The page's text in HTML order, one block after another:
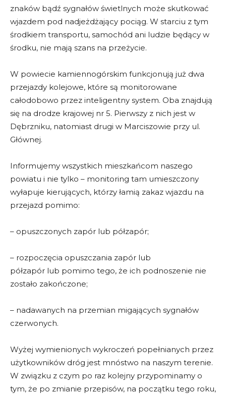
znaków bądź sygnałów świetlnych może skutkować
wjazdem pod nadjeżdżający pociąg. W starciu z tym
środkiem transportu, samochód ani ludzie będący w
środku, nie mają szans na przeżycie.
W powiecie kamiennogórskim funkcjonują już dwa
przejazdy kolejowe, które są monitorowane
całodobowo przez inteligentny system. Oba znajdują
się na drodze krajowej nr 5. Pierwszy z nich jest w
Dębrzniku, natomiast drugi w Marciszowie przy ul.
Głównej.
Informujemy wszystkich mieszkańcom naszego
powiatu i nie tylko – monitoring tam umieszczony
wyłapuje kierujących, którzy łamią zakaz wjazdu na
przejazd pomimo:
– opuszczonych zapór lub półzapór;
– rozpoczęcia opuszczania zapór lub
półzapór lub pomimo tego, że ich podnoszenie nie
zostało zakończone;
– nadawanych na przemian migających sygnałów
czerwonych.
Wyżej wymienionych wykroczeń popełnianych przez
użytkowników dróg jest mnóstwo na naszym terenie.
W związku z czym po raz kolejny przypominamy o
tym, że po zmianie przepisów, na początku tego roku,